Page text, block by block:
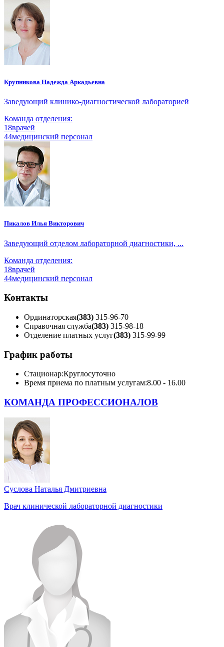
Крупникова Надежда Аркадьевна
Заведующий клинико-диагностической лабораторией
Команда отделения:
18врачей
44медицинский персонал
Пикалов Илья Викторович
Заведующий отделом лабораторной диагностики, ...
Команда отделения:
18врачей
44медицинский персонал
Контакты
Ординаторская(383) 315-96-70
Справочная служба(383) 315-98-18
Отделение платных услуг(383) 315-99-99
График работы
Стационар:Круглосуточно
Время приема по платным услугам:8.00 - 16.00
КОМАНДА ПРОФЕССИОНАЛОВ
Суслова Наталья Дмитриевна
Врач клинической лабораторной диагностики